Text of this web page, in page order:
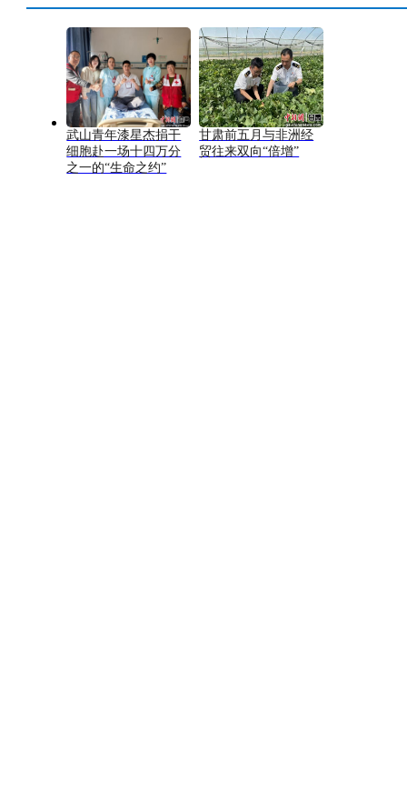
武山青年漆星杰捐干
细胞赴一场十四万分
之一的“生命之约”
甘肃前五月与非洲经
贸往来双向“倍增”